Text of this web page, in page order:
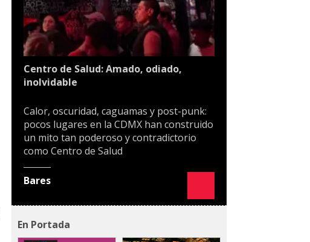
Centro de Salud: Amado, odiado,
inolvidable
Calor, oscuridad, caguamas y post-punk:
pocos lugares en la CDMX han construido
un mito tan poderoso y contradictorio
como Centro de Salud
Bares
En Portada